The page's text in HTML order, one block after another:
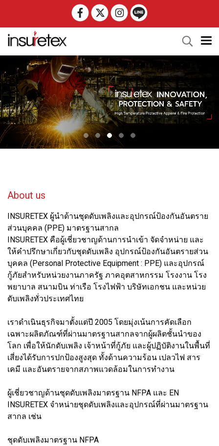
About us
INSURETEX ผู้นำด้านชุดดับเพลิงและอุปกรณ์ป้องกันอันตราย
ส่วนบุคคล (PPE) มาตรฐานสากล
INSURETEX คือผู้เชี่ยวชาญด้านการนำเข้า จัดจำหน่าย และ
ให้คำปรึกษาเกี่ยวกับชุดดับเพลิง อุปกรณ์ป้องกันอันตรายส่วน
บุคคล (Personal Protective Equipment : PPE) และอุปกรณ์
กู้ภัยสำหรับหน่วยงานภาครัฐ ภาคอุตสาหกรรม โรงงาน โรง
พยาบาล สนามบิน ท่าเรือ โรงไฟฟ้า บริษัทเอกชน และหน่วย
ดับเพลิงทั่วประเทศไทย
เราดำเนินธุรกิจมาตั้งแต่ปี 2005 โดยมุ่งเน้นการคัดเลือก
เฉพาะผลิตภัณฑ์ที่ผ่านมาตรฐานสากลจากผู้ผลิตชั้นนำของ
โลก เพื่อให้นักดับเพลิง เจ้าหน้าที่กู้ภัย และผู้ปฏิบัติงานในพื้นที่
เสี่ยงได้รับการปกป้องสูงสุด ทั้งด้านความร้อน เปลวไฟ สาร
เคมี และอันตรายจากสภาพแวดล้อมในการทำงาน
ผู้เชี่ยวชาญด้านชุดดับเพลิงมาตรฐาน NFPA และ EN
INSURETEX จำหน่ายชุดดับเพลิงและอุปกรณ์ที่ผ่านมาตรฐาน
สากล เช่น
ชุดดับเพลิงมาตรฐาน NFPA